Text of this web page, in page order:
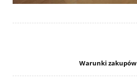
Warunki zakupów